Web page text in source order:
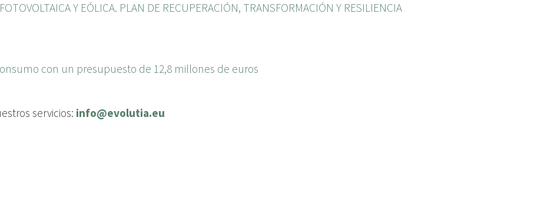
Y EÓLICA. PLAN DE RECUPERACIÓN, TRANSFORMACIÓN Y RESILIENCIA
con un presupuesto de 12,8 millones de euros
servicios: info@evolutia.eu